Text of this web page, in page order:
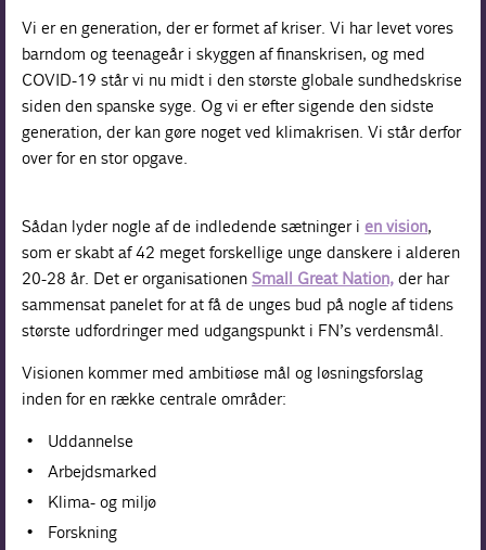
Vi er en generation, der er formet af kriser. Vi har levet vores
barndom og teenageår i skyggen af finanskrisen, og med
COVID-19 står vi nu midt i den største globale sundhedskrise
siden den spanske syge. Og vi er efter sigende den sidste
generation, der kan gøre noget ved klimakrisen. Vi står derfor
over for en stor opgave.
Sådan lyder nogle af de indledende sætninger ien vision,
som er skabt af 42 meget forskellige unge danskere i alderen
20-28 år. Det er organisationenSmall Great Nation, der har
sammensat panelet for at få de unges bud på nogle af tidens
største udfordringer med udgangspunkt i FN’s verdensmål.
Visionen kommer med ambitiøse mål og løsningsforslag
inden for en række centrale områder:
Uddannelse
Arbejdsmarked
Klima- og miljø
Forskning